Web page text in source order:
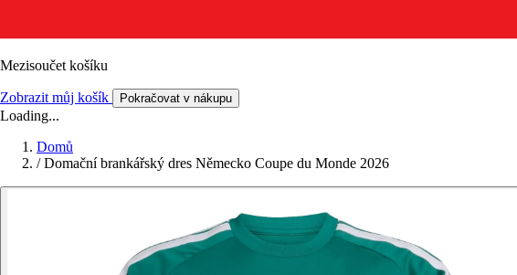
Mezisoučet košíku
Zobrazit můj košík Pokračovat v nákupu
Loading...
Domů
/ Domační brankářský dres Německo Coupe du Monde 2026